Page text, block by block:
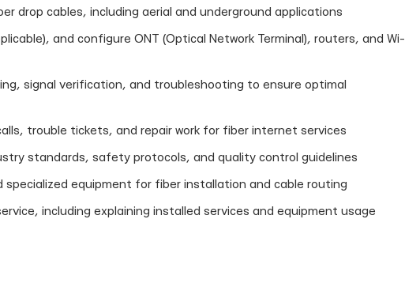
drop cables, including aerial and underground applications
and configure ONT (Optical Network Terminal), routers, and Wi-
signal verification, and troubleshooting to ensure optimal
trouble tickets, and repair work for fiber internet services
standards, safety protocols, and quality control guidelines
specialized equipment for fiber installation and cable routing
including explaining installed services and equipment usage